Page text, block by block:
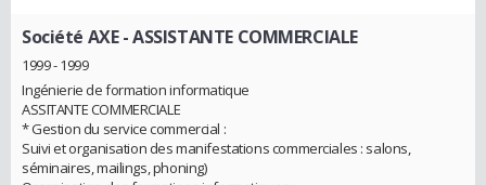
Société AXE- ASSISTANTE COMMERCIALE
1999 - 1999
Ingénierie de formation informatique
ASSITANTE COMMERCIALE
* Gestion du service commercial :
Suivi et organisation des manifestations commerciales : salons,
séminaires, mailings, phoning)